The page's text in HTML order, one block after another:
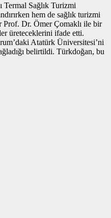
Sağlık Turizmi
hem de sağlık turizmi
Prof. Dr. Ömer Çomaklı ile bir
üreteceklerini ifade etti.
Atatürk Üniversitesi’ni
belirtildi. Türkdoğan, bu